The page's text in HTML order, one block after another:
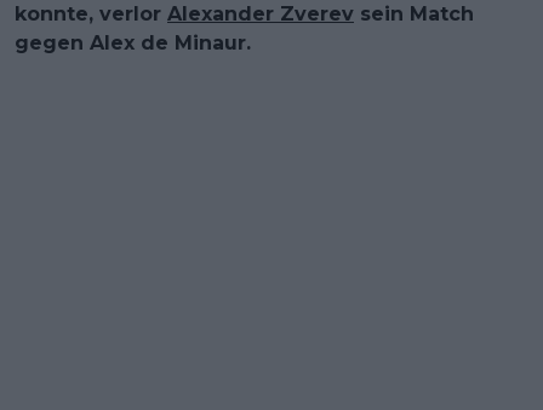
konnte, verlor Alexander Zverev sein Match
gegen Alex de Minaur.